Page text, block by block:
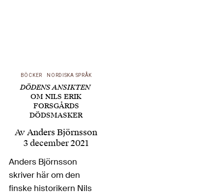
BÖCKER NORDISKA SPRÅK
DÖDENS ANSIKTEN
OM NILS ERIK
FORSGÅRDS
DÖDSMASKER
AvAnders Björnsson
3 december 2021
Anders Björnsson
skriver här om den
finske historikern Nils